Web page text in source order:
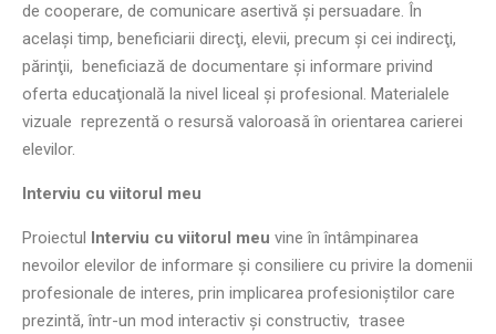
de cooperare, de comunicare asertivă şi persuadare. În
acelaşi timp, beneficiarii direcţi, elevii, precum şi cei indirecţi,
părinţii, beneficiază de documentare şi informare privind
oferta educaţională la nivel liceal și profesional. Materialele
vizuale reprezentă o resursă valoroasă în orientarea carierei
elevilor.
Interviu cu viitorul meu
Proiectul Interviu cu viitorul meu vine în întâmpinarea
nevoilor elevilor de informare și consiliere cu privire la domenii
profesionale de interes, prin implicarea profesioniștilor care
prezintă, într-un mod interactiv și constructiv, trasee